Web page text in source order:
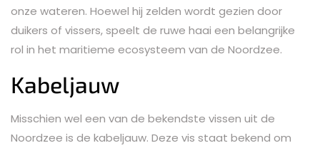
onze wateren. Hoewel hij zelden wordt gezien door
duikers of vissers, speelt de ruwe haai een belangrijke
rol in het maritieme ecosysteem van de Noordzee.
Kabeljauw
Misschien wel een van de bekendste vissen uit de
Noordzee is de kabeljauw. Deze vis staat bekend om